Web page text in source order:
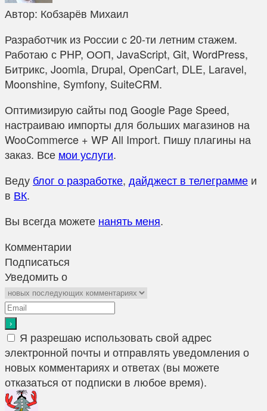
Автор: Кобзарёв Михаил
Разработчик из России с 20-ти летним стажем.
Работаю с PHP, ООП, JavaScript, Git, WordPress,
Битрикс, Joomla, Drupal, OpenCart, DLE, Laravel,
Moonshine, Symfony, SuiteCRM.
Оптимизирую сайты под Google Page Speed,
настраиваю импорты для больших магазинов на
WooCommerce + WP All Import. Пишу плагины на
заказ. Все мои услуги.
Веду блог о разработке, дайджест в телеграмме и
в ВК.
Вы всегда можете нанять меня.
Комментарии
Подписаться
Уведомить о
Я разрешаю использовать свой адрес
электронной почты и отправлять уведомления о
новых комментариях и ответах (вы можете
отказаться от подписки в любое время).